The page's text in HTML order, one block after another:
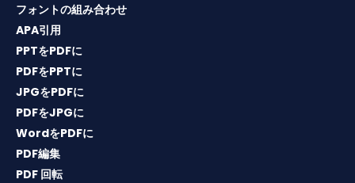
フォントの組み合わせ
APA引用
PPTをPDFに
PDFをPPTに
JPGをPDFに
PDFをJPGに
WordをPDFに
PDF編集
PDF 回転